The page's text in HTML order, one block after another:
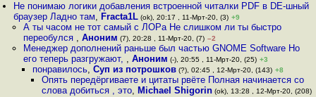
Не понимаю логики добавления встроенной читалки PDF в DE-шный
браузер Ладно там, Fracta1L (ok), 20:17 , 11-Мрт-20, (3) +9
А ты часом не тот самый с ЛОРа Не слишком ли ты быстро
переобулся , Аноним (7), 20:28 , 11-Мрт-20, (7) –2
Менеджер дополнений раньше был частью GNOME Software Но
его теперь разгружают, , Аноним (-), 20:55 , 11-Мрт-20, (25) +3
понравилось, Суп из потрошков(?), 02:45 , 12-Мрт-20, (143) +8
Опять передёргиваете и цитаты рвёте Полная начинается со
слова добиться , это, Michael Shigorin (ok), 13:28 , 12-Мрт-20, (208)